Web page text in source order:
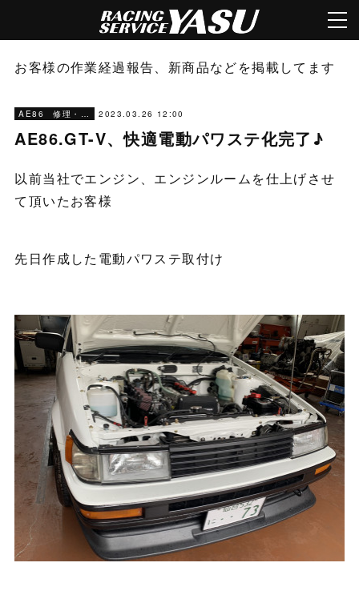
お客様の作業経過報告、新商品などを掲載してます
AE86 修理・メンテナンス 2023.03.26 12:00
AE86.GT-V、快適電動パワステ化完了♪
以前当社でエンジン、エンジンルームを仕上げさせ
て頂いたお客様
先日作成した電動パワステ取付け